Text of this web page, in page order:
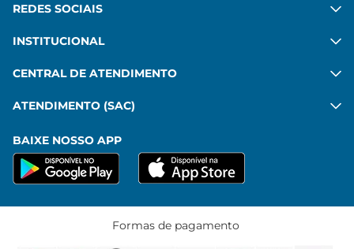
REDES SOCIAIS
INSTITUCIONAL
CENTRAL DE ATENDIMENTO
ATENDIMENTO (SAC)
BAIXE NOSSO APP
Formas de pagamento